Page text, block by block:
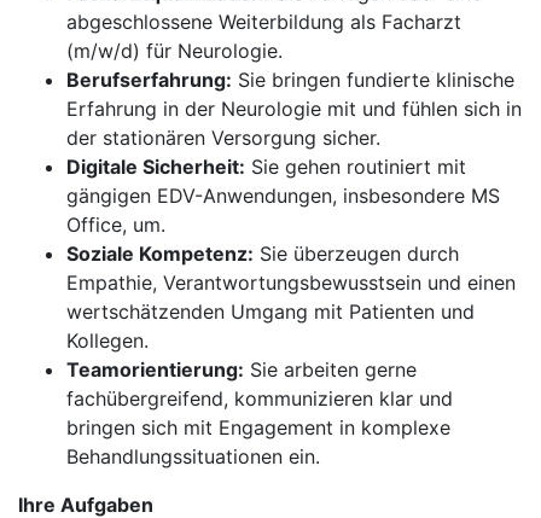
abgeschlossene Weiterbildung als Facharzt
(m/w/d) für Neurologie.
Berufserfahrung: Sie bringen fundierte klinische
Erfahrung in der Neurologie mit und fühlen sich in
der stationären Versorgung sicher.
Digitale Sicherheit: Sie gehen routiniert mit
gängigen EDV-Anwendungen, insbesondere MS
Office, um.
Soziale Kompetenz: Sie überzeugen durch
Empathie, Verantwortungsbewusstsein und einen
wertschätzenden Umgang mit Patienten und
Kollegen.
Teamorientierung: Sie arbeiten gerne
fachübergreifend, kommunizieren klar und
bringen sich mit Engagement in komplexe
Behandlungssituationen ein.
Ihre Aufgaben